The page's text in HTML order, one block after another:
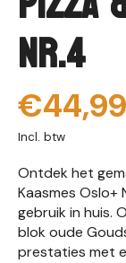
Nr.4
€44,99
Incl. btw
Ontdek het
Kaasmes
gebruik in huis.
blok oude
prestaties met